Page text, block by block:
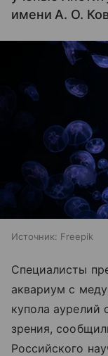
имени А. О.
Источник: Freepik
Специалисты
аквариум с
купола
зрения,
Российского